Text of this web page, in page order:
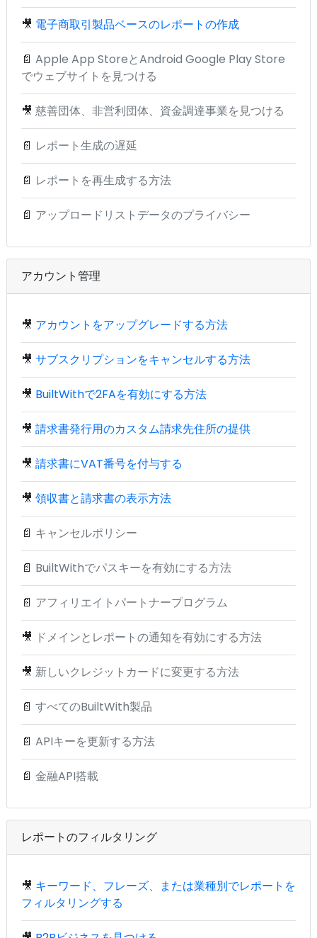
🎥 電子商取引製品ベースのレポートの作成
📄 Apple App StoreとAndroid Google Play Store
でウェブサイトを見つける
🎥 慈善団体、非営利団体、資金調達事業を見つける
📄 レポート生成の遅延
📄 レポートを再生成する方法
📄 アップロードリストデータのプライバシー
アカウント管理
🎥 アカウントをアップグレードする方法
🎥 サブスクリプションをキャンセルする方法
🎥 BuiltWithで2FAを有効にする方法
🎥 請求書発行用のカスタム請求先住所の提供
🎥 請求書にVAT番号を付与する
🎥 領収書と請求書の表示方法
📄 キャンセルポリシー
📄 BuiltWithでパスキーを有効にする方法
📄 アフィリエイトパートナープログラム
🎥 ドメインとレポートの通知を有効にする方法
🎥 新しいクレジットカードに変更する方法
📄 すべてのBuiltWith製品
📄 APIキーを更新する方法
📄 金融API搭載
レポートのフィルタリング
🎥 キーワード、フレーズ、または業種別でレポートを
フィルタリングする